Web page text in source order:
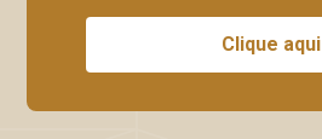
Clique aqui